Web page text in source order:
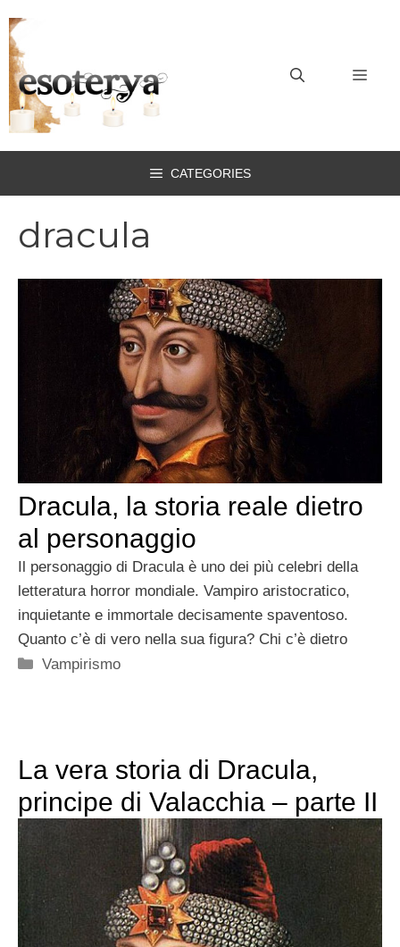
al
contenuto
CATEGORIES
dracula
Dracula, la storia reale dietro
al personaggio
Il personaggio di Dracula è uno dei più celebri della
letteratura horror mondiale. Vampiro aristocratico,
inquietante e immortale decisamente spaventoso.
Quanto c’è di vero nella sua figura? Chi c’è dietro
Categorie
Vampirismo
La vera storia di Dracula,
principe di Valacchia – parte II